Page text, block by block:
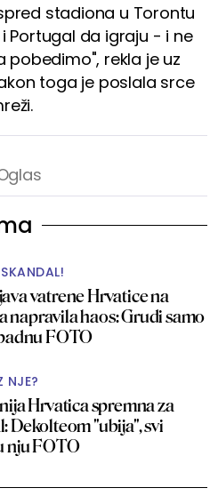
stadiona u Torontu
Portugal da igraju - i ne
rekla je uz
toga je poslala srce
vatrene Hrvatice na
napravila haos: Grudi samo
FOTO
NJE?
Hrvatica spremna za
Dekolteom "ubija", svi
nju FOTO